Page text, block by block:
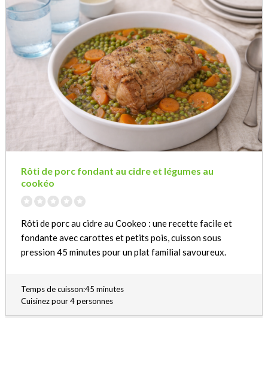
Rôti de porc fondant au cidre et légumes au
cookéo
Rôti de porc au cidre au Cookeo : une recette facile et
fondante avec carottes et petits pois, cuisson sous
pression 45 minutes pour un plat familial savoureux.
Temps de cuisson:45 minutes
Cuisinez pour 4 personnes